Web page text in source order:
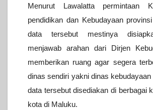
Menurut Lawalatta permintaan
pendidikan dan Kebudayaan
data tersebut mestinya
menjawab arahan dari Dirjen
memberikan ruang agar segera
dinas sendiri yakni dinas
data tersebut disediakan di berbagai
kota di Maluku.